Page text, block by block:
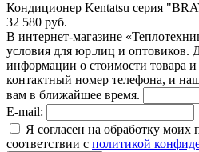
Кондиционер Kentatsu серия
32 580 руб.
В интернет-магазине
условия для юр.лиц и оптовиков.
информации о стоимости товара и
контактный номер телефона, и
вам в ближайшее время.
E-mail:
Я согласен на обработку
соответствии с политикой